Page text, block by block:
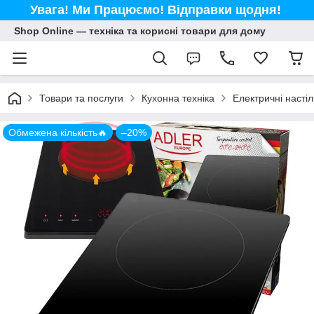
Увага! Ми Працюємо! Відправки щодня!
Shop Online — техніка та корисні товари для дому
Товари та послуги Кухонна техніка Електричні
Обмежена кількість🔥 –20%